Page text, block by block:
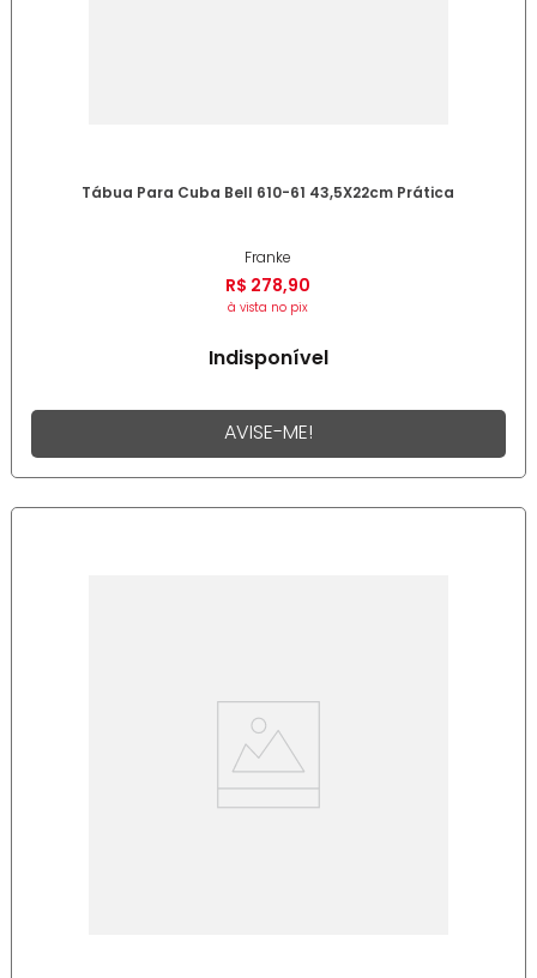
Tábua Para Cuba Bell 610-61 43,5X22cm Prática
Franke
R$ 278,90
à vista no pix
Indisponível
AVISE-ME!